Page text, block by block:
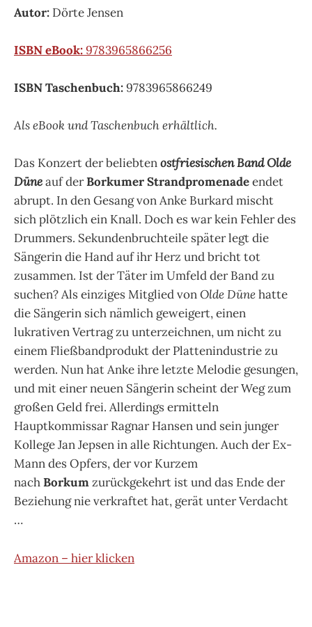
Autor: Dörte Jensen
ISBN eBook:9783965866256
ISBN Taschenbuch:9783965866249
Als eBook und Taschenbuch erhältlich.
Das Konzert der beliebtenostfriesischen Band Olde
Düneauf derBorkumer Strandpromenadeendet
abrupt. In den Gesang von Anke Burkard mischt
sich plötzlich ein Knall. Doch es war kein Fehler des
Drummers. Sekundenbruchteile später legt die
Sängerin die Hand auf ihr Herz und bricht tot
zusammen. Ist der Täter im Umfeld der Band zu
suchen? Als einziges Mitglied vonOlde Dünehatte
die Sängerin sich nämlich geweigert, einen
lukrativen Vertrag zu unterzeichnen, um nicht zu
einem Fließbandprodukt der Plattenindustrie zu
werden. Nun hat Anke ihre letzte Melodie gesungen,
und mit einer neuen Sängerin scheint der Weg zum
großen Geld frei. Allerdings ermitteln
Hauptkommissar Ragnar Hansen und sein junger
Kollege Jan Jepsen in alle Richtungen. Auch der Ex-
Mann des Opfers, der vor Kurzem
nachBorkumzurückgekehrt ist und das Ende der
Beziehung nie verkraftet hat, gerät unter Verdacht
…
Amazon – hier klicken